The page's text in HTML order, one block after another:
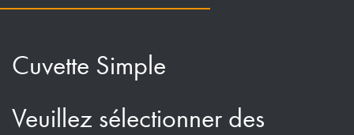
Cuvette Simple
Veuillez sélectionner des